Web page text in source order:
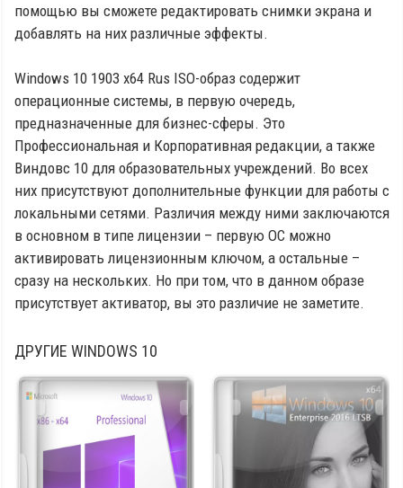
помощью вы сможете редактировать снимки экрана и
добавлять на них различные эффекты.
Windows 10 1903 x64 Rus ISO-образ содержит
операционные системы, в первую очередь,
предназначенные для бизнес-сферы. Это
Профессиональная и Корпоративная редакции, а также
Виндовс 10 для образовательных учреждений. Во всех
них присутствуют дополнительные функции для работы с
локальными сетями. Различия между ними заключаются
в основном в типе лицензии – первую ОС можно
активировать лицензионным ключом, а остальные –
сразу на нескольких. Но при том, что в данном образе
присутствует активатор, вы это различие не заметите.
ДРУГИЕ WINDOWS 10